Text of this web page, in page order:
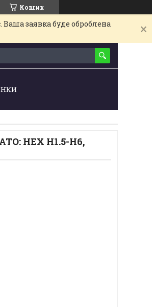
Кошик
заявка буде оброблена
HEX H1.5-H6,